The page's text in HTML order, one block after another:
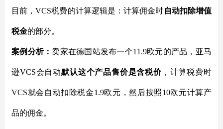
目前，VCS税费的计算逻辑是：计算佣金时自动扣除增值
税金的部分。
案例分析：卖家在德国站发布一个11.9欧元的产品，亚马
逊VCS会自动默认这个产品售价是含税价，计算税费时
VCS就会自动扣除税金1.9欧元，然后按照10欧元计算产
品的佣金。